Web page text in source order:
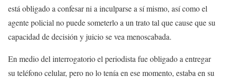
está obligado a confesar ni a inculparse a sí mismo, así como el
agente policial no puede someterlo a un trato tal que cause que su
capacidad de decisión y juicio se vea menoscabada.
En medio del interrogatorio el periodista fue obligado a entregar
su teléfono celular, pero no lo tenía en ese momento, estaba en su